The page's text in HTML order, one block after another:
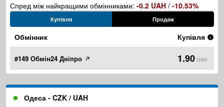
Спред між найкращими обмінниками: -0.2 UAH / -10.53%
Купівля Продаж
Обмінник Купівля
#149 Обмін24 Дніпро 1.90 UAH
Одеса - CZK / UAH